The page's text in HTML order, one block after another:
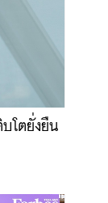
โตยั่งยืน